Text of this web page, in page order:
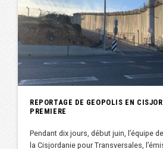
REPORTAGE DE GEOPOLIS EN
PREMIERE
Pendant dix jours, début juin, l’équipe
la Cisjordanie pour Transversales,